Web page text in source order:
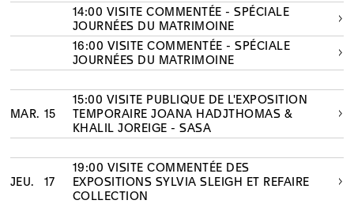
14:00 VISITE COMMENTÉE - SPÉCIALE
JOURNÉES DU MATRIMOINE
16:00 VISITE COMMENTÉE - SPÉCIALE
JOURNÉES DU MATRIMOINE
MAR. 15
15:00 VISITE PUBLIQUE DE L'EXPOSITION
TEMPORAIRE JOANA HADJTHOMAS &
KHALIL JOREIGE - SASA
JEU. 17
19:00 VISITE COMMENTÉE DES
EXPOSITIONS SYLVIA SLEIGH ET REFAIRE
COLLECTION